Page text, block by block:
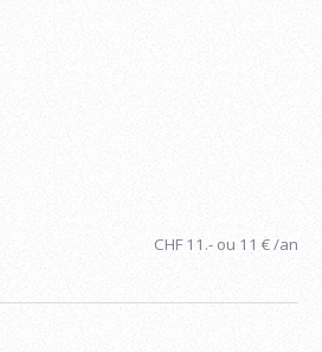
CHF 11.- ou 11 € /an